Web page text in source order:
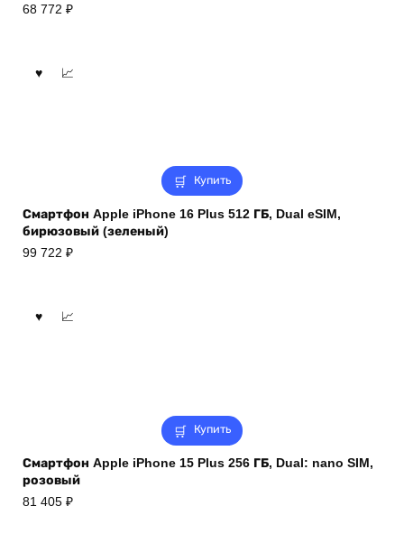
68 772 ₽
Купить
Смартфон Apple iPhone 16 Plus 512 ГБ, Dual eSIM,
бирюзовый (зеленый)
99 722 ₽
Купить
Смартфон Apple iPhone 15 Plus 256 ГБ, Dual: nano SIM,
розовый
81 405 ₽